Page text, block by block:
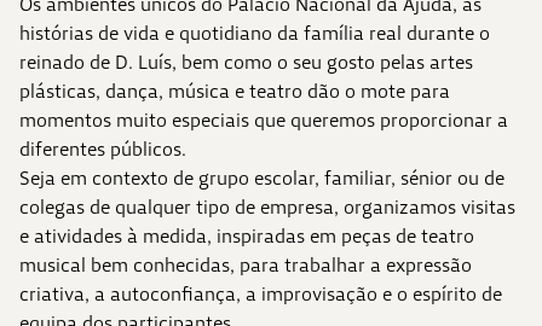
histórias de vida e quotidiano da família real durante o
reinado de D. Luís, bem como o seu gosto pelas artes
plásticas, dança, música e teatro dão o mote para
momentos muito especiais que queremos proporcionar a
diferentes públicos.
Seja em contexto de grupo escolar, familiar, sénior ou de
colegas de qualquer tipo de empresa, organizamos visitas
e atividades à medida, inspiradas em peças de teatro
musical bem conhecidas, para trabalhar a expressão
criativa, a autoconfiança, a improvisação e o espírito de